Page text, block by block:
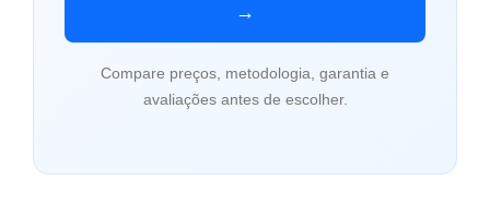
→
Compare preços, metodologia, garantia e
avaliações antes de escolher.